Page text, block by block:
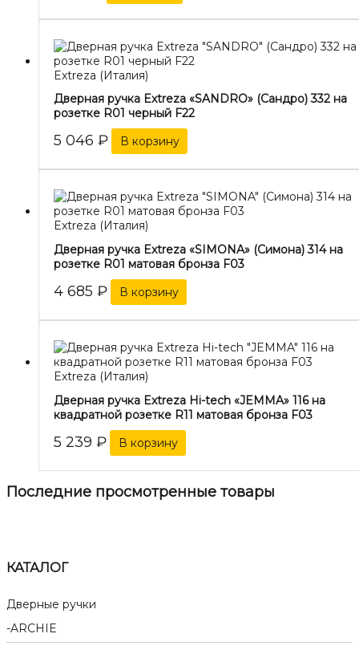
КАТАЛОГ
Дверные ручки
ARCHIE
Extreza (Италия)
Дверная ручка Extreza «SANDRO» (Сандро) 332 на
розетке R01 черный F22
5 046 ₽ В корзину
Extreza (Италия)
Дверная ручка Extreza «SIMONA» (Симона) 314 на
розетке R01 матовая бронза F03
4 685 ₽ В корзину
Extreza (Италия)
Дверная ручка Extreza Hi-tech «JEMMA» 116 на
квадратной розетке R11 матовая бронза F03
5 239 ₽ В корзину
Последние просмотренные товары